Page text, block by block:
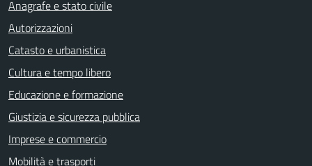
Anagrafe e stato civile
Autorizzazioni
Catasto e urbanistica
Cultura e tempo libero
Educazione e formazione
Giustizia e sicurezza pubblica
Imprese e commercio
Mobilità e trasporti